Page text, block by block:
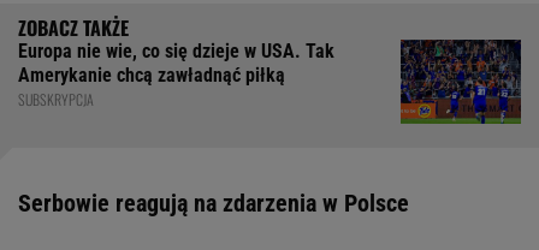
Europa nie wie, co się dzieje w USA. Tak
Amerykanie chcą zawładnąć piłką
SUBSKRYPCJA
Serbowie reagują na zdarzenia w Polsce